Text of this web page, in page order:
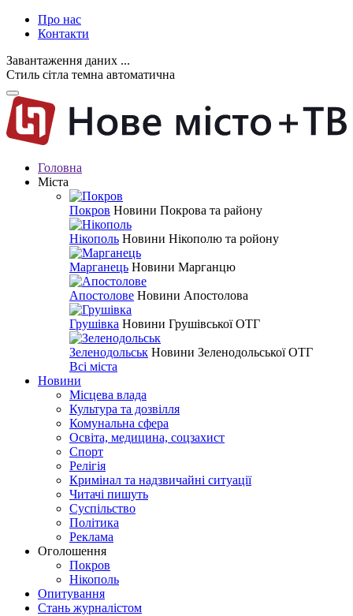
Про нас
Контакти
Завантаження даних ...
Стиль сітла темна автоматична
Головна
Міста
Покров Новини Покрова та району
Нікополь Новини Нікополю та ройону
Марганець Новини Марганцю
Апостолове Новини Апостолова
Грушівка Новини Грушівської ОТГ
Зеленодольськ Новини Зеленодольської ОТГ
Всі міста
Новини
Місцева влада
Культура та дозвілля
Комунальна сфера
Освіта, медицина, соцзахист
Спорт
Релігія
Кримінал та надзвичайні ситуації
Читачі пишуть
Суспільство
Політика
Реклама
Оголошення
Покров
Нікополь
Опитування
Стань журналістом